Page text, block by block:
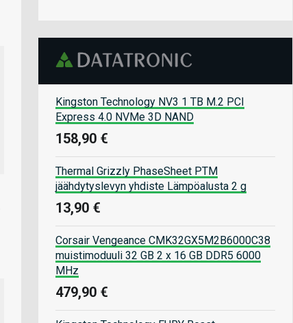
Kingston Technology NV3 1 TB M.2 PCI
Express 4.0 NVMe 3D NAND
158,90 €
Thermal Grizzly PhaseSheet PTM
jäähdytyslevyn yhdiste Lämpöalusta 2 g
13,90 €
Corsair Vengeance CMK32GX5M2B6000C38
muistimoduuli 32 GB 2 x 16 GB DDR5 6000
MHz
479,90 €